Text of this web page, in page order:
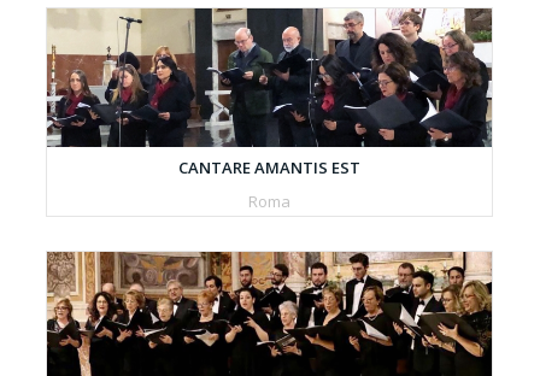
CANTARE AMANTIS EST
Roma